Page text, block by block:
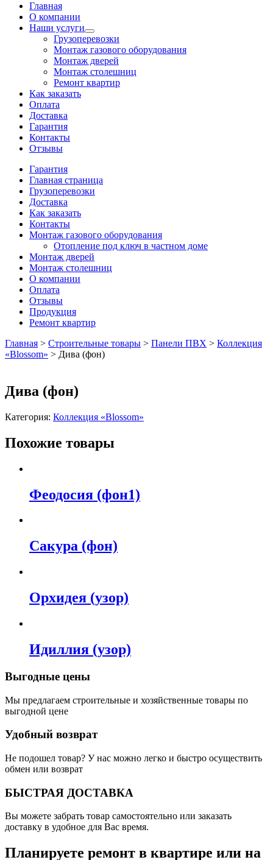
Главная
О компании
Наши услуги
Грузоперевозки
Монтаж газового оборудования
Монтаж дверей
Монтаж столешниц
Ремонт квартир
Как заказать
Оплата
Доставка
Гарантия
Контакты
Отзывы
Гарантия
Главная страница
Грузоперевозки
Доставка
Как заказать
Контакты
Монтаж газового оборудования
Отопление под ключ в частном доме
Монтаж дверей
Монтаж столешниц
О компании
Оплата
Отзывы
Продукция
Ремонт квартир
Главная > Строительные товары > Панели ПВХ > Коллекция
«Blossom» > Дива (фон)
Дива (фон)
Категория: Коллекция «Blossom»
Похожие товары
Феодосия (фон1)
Сакура (фон)
Орхидея (узор)
Идиллия (узор)
Выгодные цены
Мы предлагаем строительные и хозяйственные товары по
выгодной цене
Удобный возврат
Не подошел товар? У нас можно легко и быстро осуществить
обмен или возврат
БЫСТРАЯ ДОСТАВКА
Вы можете забрать товар самостоятельно или заказать
доставку в удобное для Вас время.
Планируете ремонт в квартире или на